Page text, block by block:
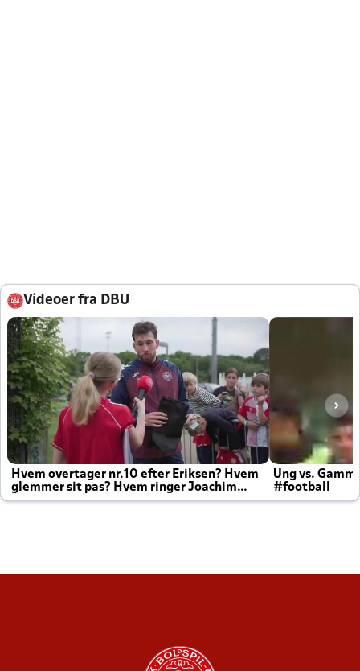
Videoer fra DBU
Hvem overtager nr.10 efter Eriksen? Hvem
glemmer sit pas? Hvem ringer Joachim
altid til efter kampe?
Ung vs.
#football